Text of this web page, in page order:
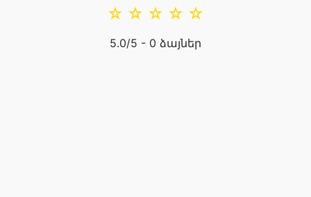
☆
☆
☆
☆
☆
5.0/5 - 0 ձայներ